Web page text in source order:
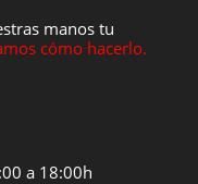
manos tu
cómo hacerlo.
a 18:00h